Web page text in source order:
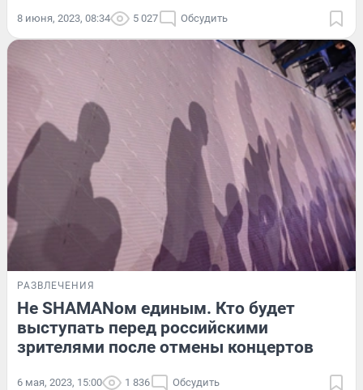
8 июня, 2023, 08:34 5 027 Обсудить
РАЗВЛЕЧЕНИЯ
Не SHAMANом единым. Кто будет
выступать перед российскими
зрителями после отмены концертов
6 мая, 2023, 15:00 1 836 Обсудить